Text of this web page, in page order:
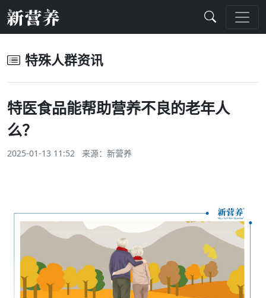
特殊人群资讯
特医食品能帮助营养不良的老年人
么？
2025-01-13 11:52 来源： 新营养